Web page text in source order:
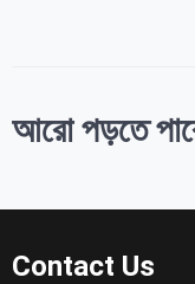
আরো পড়তে
Contact Us